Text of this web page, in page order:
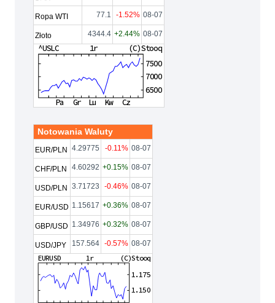
Ropa WTI 77.1 -1.52% 08-07
Złoto 4344.4 +2.44% 08-07
Notowania Waluty
EUR/PLN 4.29775 -0.11% 08-07
CHF/PLN 4.60292 +0.15% 08-07
USD/PLN 3.71723 -0.46% 08-07
EUR/USD 1.15617 +0.36% 08-07
GBP/USD 1.34976 +0.32% 08-07
USD/JPY 157.564 -0.57% 08-07